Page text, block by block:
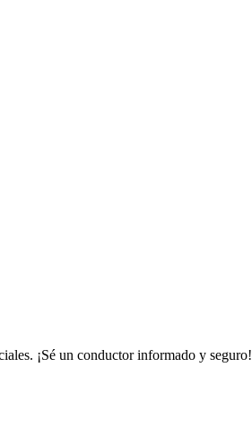
¡Sé un conductor informado y seguro!